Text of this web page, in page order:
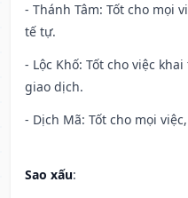
- Thánh Tâm: Tốt cho mọi
tế tự.
- Lộc Khố: Tốt cho việc
giao dịch.
- Dịch Mã: Tốt cho mọi
Sao xấu: